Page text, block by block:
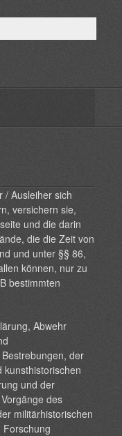
/ Ausleiher sich
versichern sie,
und die darin
die die Zeit von
und unter §§ 86,
können, nur zu
bestimmten
Abwehr
der
kunsthistorischen
und der
des
militärhistorischen
Forschung